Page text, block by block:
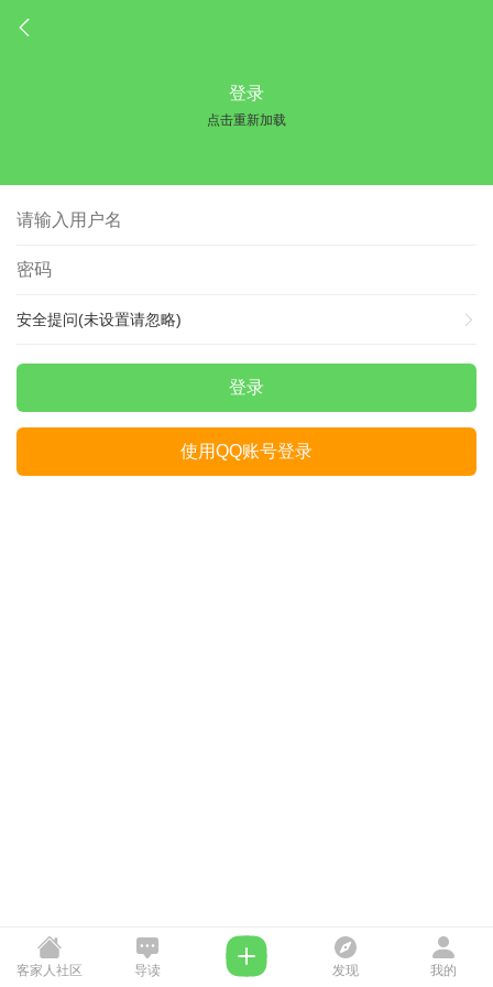
登录
点击重新加载
安全提问(未设置请忽略)
登录
使用QQ账号登录
客家人社区 导读 发现 我的